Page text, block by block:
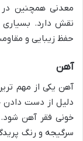
معدنی همچنین در
نقش دارد. بسیاری
حفظ زیبایی و
آهن
آهن یکی از مهم
دلیل از دست دادن
خونی فقر آهن
سرگیجه و رنگ